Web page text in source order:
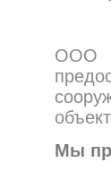
ООО
Мы